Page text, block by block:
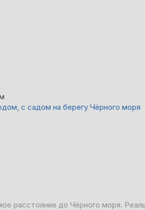
с садом на берегу Чёрного моря
расстояние до Чёрного моря.